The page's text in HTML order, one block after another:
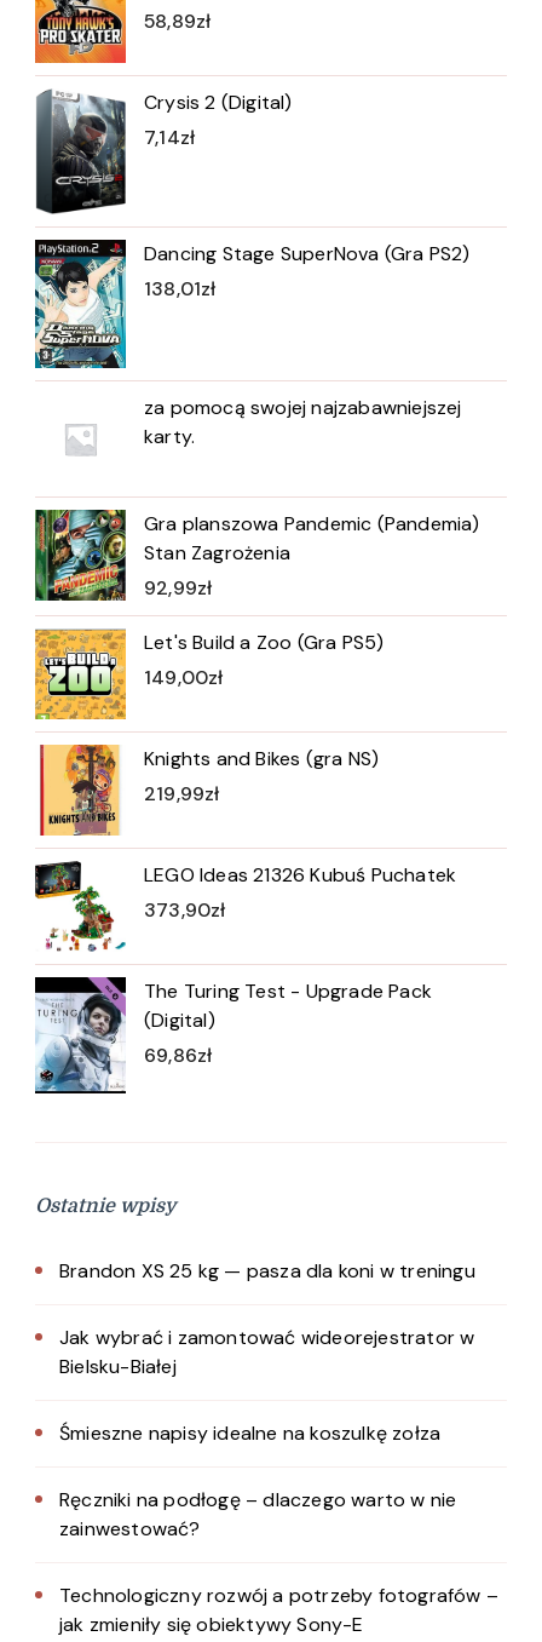
58,89zł
Crysis 2 (Digital)
7,14zł
Dancing Stage SuperNova (Gra PS2)
138,01zł
za pomocą swojej najzabawniejszej
karty.
Gra planszowa Pandemic (Pandemia)
Stan Zagrożenia
92,99zł
Let's Build a Zoo (Gra PS5)
149,00zł
Knights and Bikes (gra NS)
219,99zł
LEGO Ideas 21326 Kubuś Puchatek
373,90zł
The Turing Test - Upgrade Pack
(Digital)
69,86zł
Ostatnie wpisy
Brandon XS 25 kg — pasza dla koni w treningu
Jak wybrać i zamontować wideorejestrator w
Bielsku-Białej
Śmieszne napisy idealne na koszulkę zołza
Ręczniki na podłogę – dlaczego warto w nie
zainwestować?
Technologiczny rozwój a potrzeby fotografów –
jak zmieniły się obiektywy Sony-E